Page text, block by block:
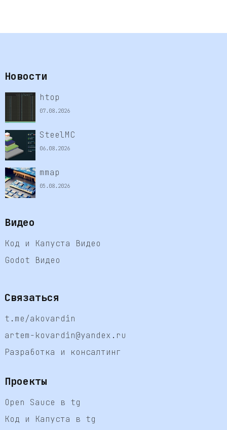
Новости
htop
07.08.2026
SteelMC
06.08.2026
mmap
05.08.2026
Видео
Код и Капуста Видео
Godot Видео
Связаться
t.me/akovardin
artem-kovardin@yandex.ru
Разработка и консалтинг
Проекты
Open Sauce в tg
Код и Капуста в tg